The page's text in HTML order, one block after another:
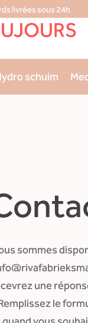
livrées sous 24h
schuim
sommes
une
le